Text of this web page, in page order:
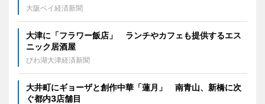
大阪ベイ経済新聞
大津に「フラワー飯店」 ランチやカフェも提供するエス
ニック居酒屋
びわ湖大津経済新聞
大井町にギョーザと創作中華「蓮月」 南青山、新橋に次
ぐ都内3店舗目